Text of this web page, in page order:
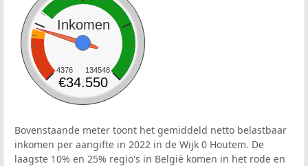
Inkomen
4376 134548
€34.550
Bovenstaande meter toont het gemiddeld netto belastbaar
inkomen per aangifte in 2022 in de Wijk 0 Houtem. De
laagste 10% en 25% regio's in België komen in het rode en